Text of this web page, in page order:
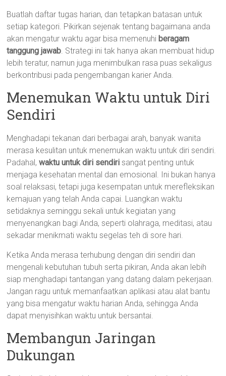
Buatlah daftar tugas harian, dan tetapkan batasan untuk
setiap kategori. Pikirkan sejenak tentang bagaimana anda
akan mengatur waktu agar bisa memenuhi beragam
tanggung jawab. Strategi ini tak hanya akan membuat hidup
lebih teratur, namun juga menimbulkan rasa puas sekaligus
berkontribusi pada pengembangan karier Anda.
Menemukan Waktu untuk Diri
Sendiri
Menghadapi tekanan dari berbagai arah, banyak wanita
merasa kesulitan untuk menemukan waktu untuk diri sendiri.
Padahal,waktu untuk diri sendiri sangat penting untuk
menjaga kesehatan mental dan emosional. Ini bukan hanya
soal relaksasi, tetapi juga kesempatan untuk merefleksikan
kemajuan yang telah Anda capai. Luangkan waktu
setidaknya seminggu sekali untuk kegiatan yang
menyenangkan bagi Anda, seperti olahraga, meditasi, atau
sekadar menikmati waktu segelas teh di sore hari.
Ketika Anda merasa terhubung dengan diri sendiri dan
mengenali kebutuhan tubuh serta pikiran, Anda akan lebih
siap menghadapi tantangan yang datang dalam pekerjaan.
Jangan ragu untuk memanfaatkan aplikasi atau alat bantu
yang bisa mengatur waktu harian Anda, sehingga Anda
dapat menyisihkan waktu untuk bersantai.
Membangun Jaringan
Dukungan